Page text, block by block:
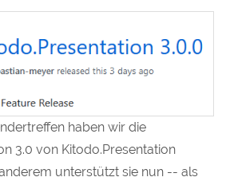
haben wir die
3.0 von Kitodo.Presentation
unterstützt sie nun -- als